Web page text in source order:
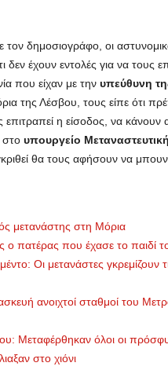
δημοσιογράφο, οι
δεν έχουν εντολές για να τους
που είχαν με την υπεύθυνη
της Λέσβου, τους είπε ότι
επιτραπεί η είσοδος, να κάνουν
στο υπουργείο
θα τους αφήσουν να
μετανάστης στη Μόρια
ο πατέρας που έχασε το παιδί
Οι μετανάστες γκρεμίζουν
ανοιχτοί σταθμοί του
Μεταφέρθηκαν όλοι οι
στο χιόνι